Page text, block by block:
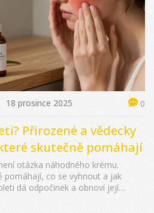
18 prosince 2025 0
Přirozené a vědecky
skutečně pomáhají
otázka náhodného krému.
pomáhají, co se vyhnout a jak
dá odpočinek a obnoví její